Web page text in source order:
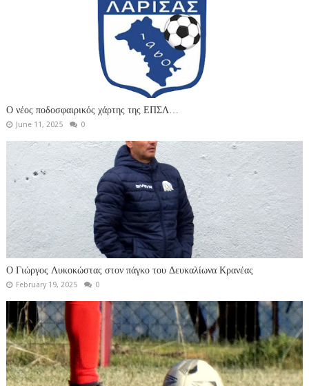
Ο νέος ποδοσφαιρικός χάρτης της ΕΠΣΛ…
June 11, 2025 0
Ο Γιώργος Λυκοκώστας στον πάγκο του Δευκαλίωνα Κρανέας
February 19, 2025 0